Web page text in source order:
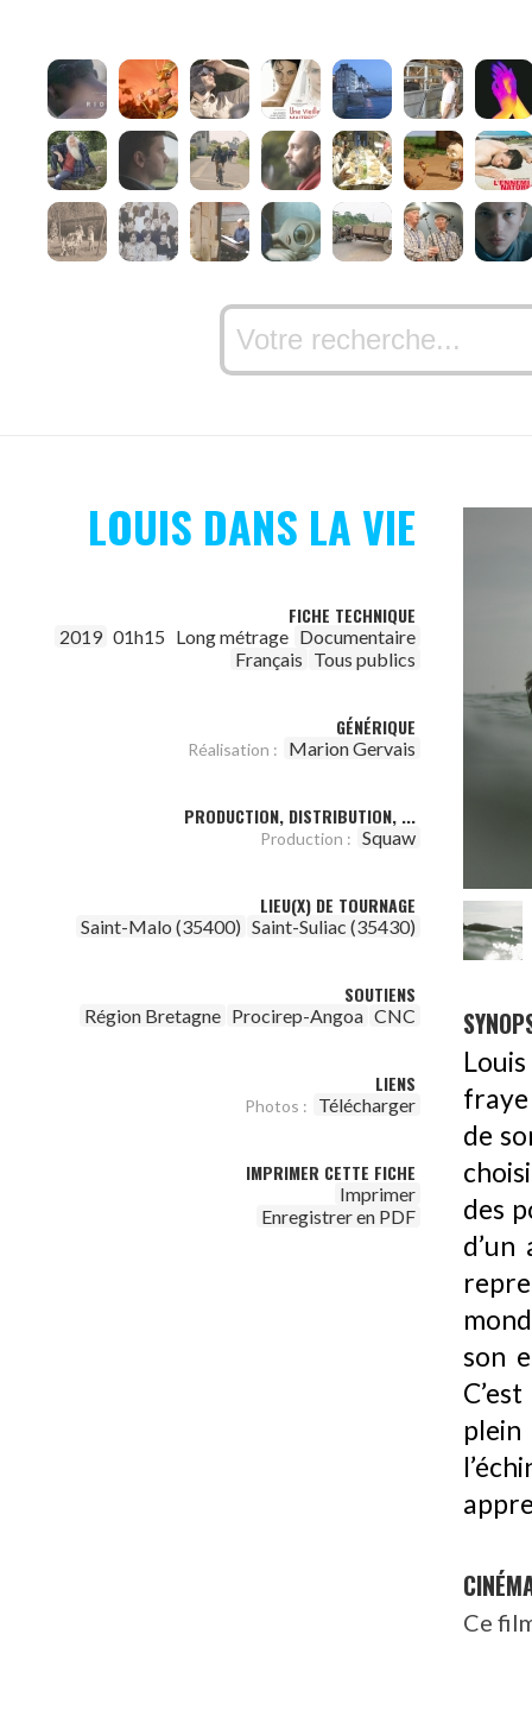
LOUIS DANS LA VIE
FICHE TECHNIQUE
2019 01h15 Long métrage Documentaire
Français Tous publics
GÉNÉRIQUE
Réalisation : Marion Gervais
PRODUCTION, DISTRIBUTION, ...
Production : Squaw
LIEU(X) DE TOURNAGE
Saint-Malo (35400) Saint-Suliac (35430)
SOUTIENS
Région Bretagne Procirep-Angoa CNC
LIENS
Photos : Télécharger
IMPRIMER CETTE FICHE
Imprimer
Enregistrer en PDF
de
des
son
plein
Ce